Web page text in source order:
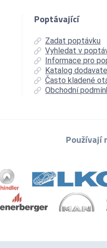
Poptávající
Zadat poptávku
Vyhledat v
Informace pro
Katalog
Často kladené
Obchodní
Používají